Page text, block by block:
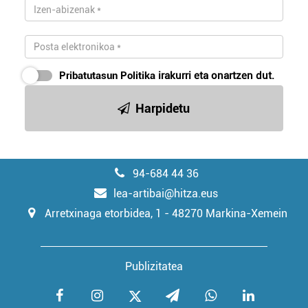
Pribatutasun Politika irakurri eta onartzen dut.
Harpidetu
94-684 44 36
lea-artibai@hitza.eus
Arretxinaga etorbidea, 1 - 48270 Markina-Xemein
Publizitatea